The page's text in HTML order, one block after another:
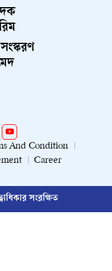
And Condition
Career
সংরক্ষিত